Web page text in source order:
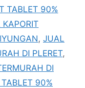
TABLET 90%
, JUAL
DI PLERET,
DI
90%